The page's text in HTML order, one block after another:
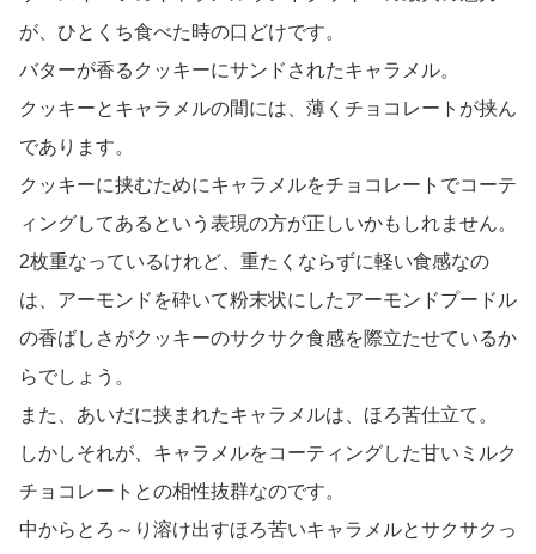
が、ひとくち食べた時の口どけです。
バターが香るクッキーにサンドされたキャラメル。
クッキーとキャラメルの間には、薄くチョコレートが挟ん
であります。
クッキーに挟むためにキャラメルをチョコレートでコーテ
ィングしてあるという表現の方が正しいかもしれません。
2枚重なっているけれど、重たくならずに軽い食感なの
は、アーモンドを砕いて粉末状にしたアーモンドプードル
の香ばしさがクッキーのサクサク食感を際立たせているか
らでしょう。
また、あいだに挟まれたキャラメルは、ほろ苦仕立て。
しかしそれが、キャラメルをコーティングした甘いミルク
チョコレートとの相性抜群なのです。
中からとろ～り溶け出すほろ苦いキャラメルとサクサクっ